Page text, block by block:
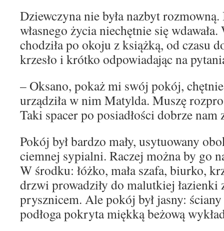
Dziewczyna nie była nazbyt rozmowną.
własnego życia niechętnie się
chodziła po okoju z książką, od czasu
krzesło i krótko odpowiadając na
– Oksano, pokaż mi swój pokój,
urządziła w nim Matylda. Muszę
Taki spacer po posiadłości dobrze nam
Pokój był bardzo mały, usytuowany
ciemnej sypialni. Raczej można by go
W środku: łóżko, mała szafa, biurko,
drzwi prowadziły do malutkiej łazienki
prysznicem. Ale pokój był jasny: ściany
podłoga pokryta miękką beżową